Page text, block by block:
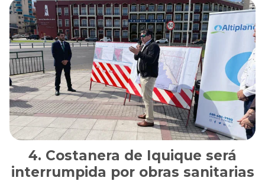
Costanera de Iquique será
interrumpida por obras sanitarias